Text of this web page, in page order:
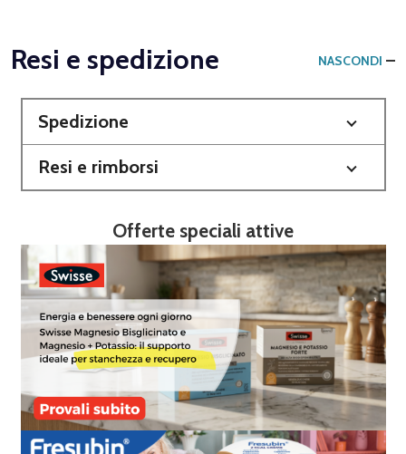
Resi e spedizione NASCONDI
Spedizione
Resi e rimborsi
Offerte speciali attive